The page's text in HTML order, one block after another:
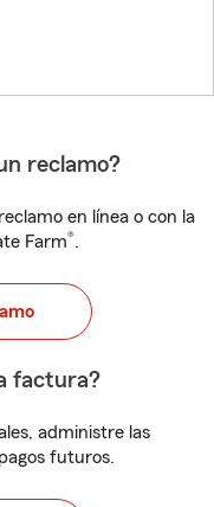
reclamo?
en línea o con la
Farm®.
factura?
administre las
futuros.